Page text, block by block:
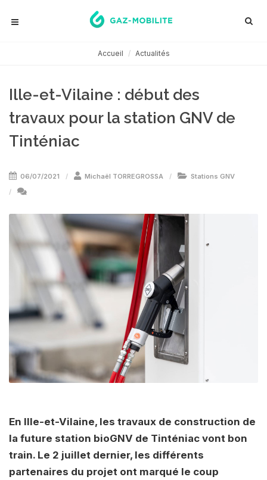
Accueil Actualités
Ille-et-Vilaine : début des
travaux pour la station GNV de
Tinténiac
06/07/2021 Michaël TORREGROSSA Stations GNV
En Ille-et-Vilaine, les travaux de construction de
la future station bioGNV de Tinténiac vont bon
train. Le 2 juillet dernier, les différents
partenaires du projet ont marqué le coup